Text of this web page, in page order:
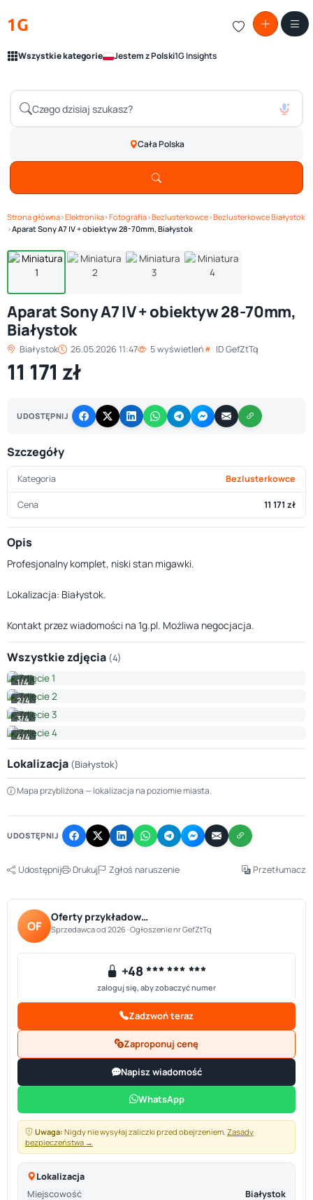
1G
Wszystkie kategorie Jestem z Polski1G Insights
Cała Polska
Strona główna›Elektronika›Fotografia›Bezlusterkowce›Bezlusterkowce Białystok
›Aparat Sony A7 IV + obiektyw 28-70mm, Białystok
1/ 4 Zobacz galerię
Aparat Sony A7 IV + obiektyw 28-70mm,
Białystok
Białystok 26.05.2026 11:47 5 wyświetleń ID GefZtTq
11 171 zł
UDOSTĘPNIJ
Szczegóły
Kategoria Bezlusterkowce
Cena 11 171 zł
Opis
Profesjonalny komplet, niski stan migawki.
Lokalizacja: Białystok.
Kontakt przez wiadomości na 1g.pl. Możliwa negocjacja.
Wszystkie zdjęcia (4)
1/4
2/4
3/4
4/4
Lokalizacja (Białystok)
+
−
Mapa przybliżona — lokalizacja na poziomie miasta.
UDOSTĘPNIJ
Udostępnij Drukuj Zgłoś naruszenie Przetłumacz
OF
Oferty przykładow…
Sprzedawca od 2026 · Ogłoszenie nr GefZtTq
+48 *** *** ***
zaloguj się, aby zobaczyć numer
Zadzwoń teraz
Zaproponuj cenę
Napisz wiadomość
WhatsApp
Uwaga: Nigdy nie wysyłaj zaliczki przed obejrzeniem. Zasady
bezpieczeństwa →
Lokalizacja
Miejscowość
Białystok